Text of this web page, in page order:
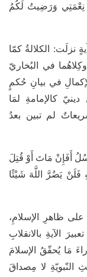
نِعْمَتِي وَرَضِيتُ لَكُمُ
نزلَت: الكلالةُ كمّا
في البُخاريّ
في بيانِ حُكمٍ
كالإمامةِ لمَا
لم تبين بعدُ
أَفَإِنْ مَاتَ أَوْ قُتِلَ
فَلَنْ يَضُرَّ اللَّهَ شَيْئًا
على ظاهرِ الإسلامِ،
الآيةِ بالانقلابِ
مَا يُحقّقُ الإسلامَ
النّبويّةِ لا مِصداقَ